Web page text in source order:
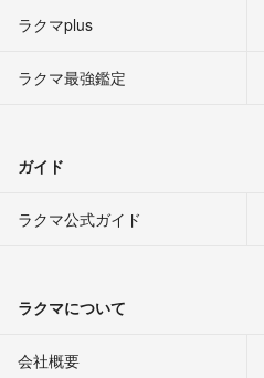
ラクマplus
ラクマ最強鑑定
ガイド
ラクマ公式ガイド
ラクマについて
会社概要